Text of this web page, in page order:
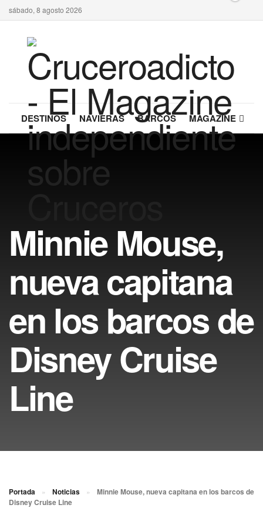
sábado, 8 agosto 2026
DESTINOS NAVIERAS BARCOS MAGAZINE
Minnie Mouse,
nueva capitana
en los barcos de
Disney Cruise
Line
Portada » Noticias »
Minnie Mouse, nueva capitana en los barcos de
Disney Cruise Line